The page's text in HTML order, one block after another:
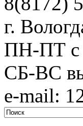
г.
ПН-ПТ c
СБ-ВС
e-mail: